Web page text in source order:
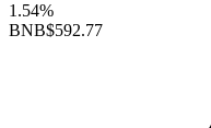
1.54%
BNB$592.77